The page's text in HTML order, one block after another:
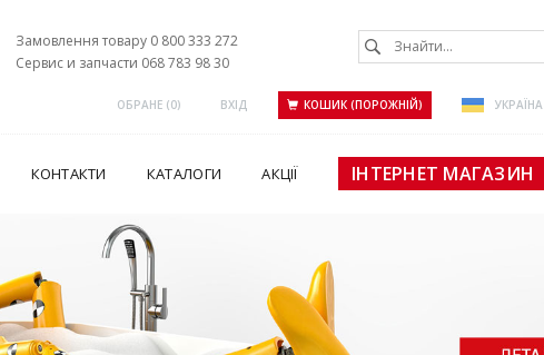
Замовлення товару 0 800 333 272
Сервис и запчасти 068 783 98 30
ОБРАНЕ (0) ВХІД КОШИК (ПОРОЖНІЙ) УКРАЇНА
КОНТАКТИ КАТАЛОГИ АКЦІЇ ІНТЕРНЕТ МАГАЗИН